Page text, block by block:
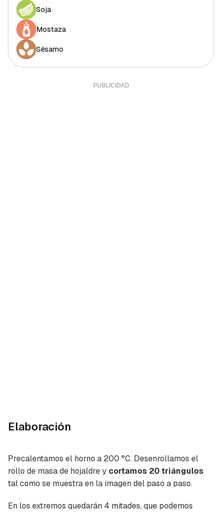
Sal
Sodio
Calcio
Yodo
1,2 mcg 0,8%
Soja
Mostaza
Sésamo
Elaboración
Precalentamos el horno a 200 °C. Desenrollamos el
rollo de masa de hojaldre y cortamos 20 triángulos
tal como se muestra en la imagen del paso a paso.
En los extremos quedarán 4 mitades, que podemos